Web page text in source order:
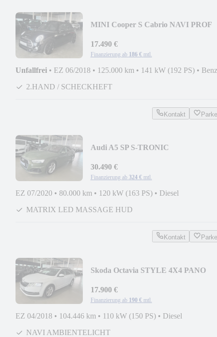
MINI Cooper S Cabrio NAVI PROF
17.490 €
Finanzierung ab 186 € mtl.
Unfallfrei • EZ 06/2018 • 125.000 km • 141 kW (192 PS) •
2.HAND / SCHECKHEFT
Kontakt
Audi A5 SP S-TRONIC
MEGA VOLL
30.490 €
Finanzierung ab 324 € mtl.
EZ 07/2020 • 80.000 km • 120 kW (163 PS) • Diesel
MATRIX LED MASSAGE HUD
Kontakt
Skoda Octavia STYLE 4X4 PANO
17.900 €
Finanzierung ab 190 € mtl.
EZ 04/2018 • 104.446 km • 110 kW (150 PS) • Diesel
NAVI AMBIENTELICHT